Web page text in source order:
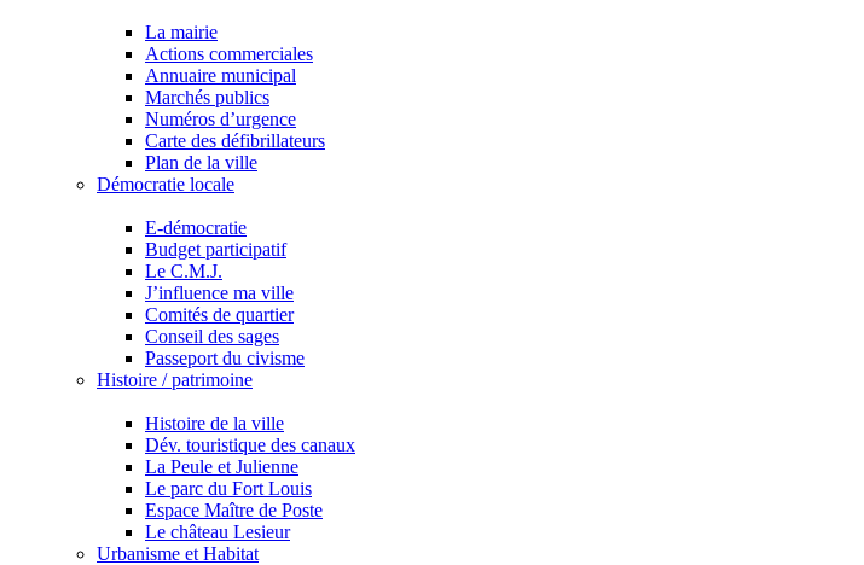
La mairie
Actions commerciales
Annuaire municipal
Marchés publics
Numéros d’urgence
Carte des défibrillateurs
Plan de la ville
Démocratie locale
E-démocratie
Budget participatif
Le C.M.J.
J’influence ma ville
Comités de quartier
Conseil des sages
Passeport du civisme
Histoire / patrimoine
Histoire de la ville
Dév. touristique des canaux
La Peule et Julienne
Le parc du Fort Louis
Espace Maître de Poste
Le château Lesieur
Urbanisme et Habitat